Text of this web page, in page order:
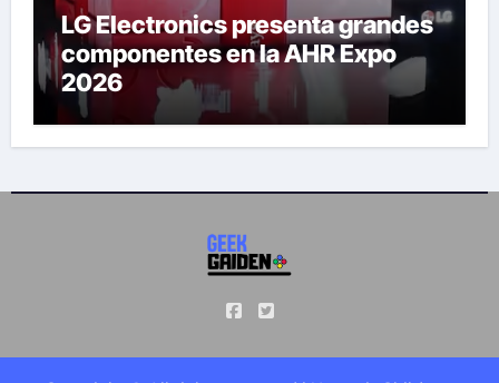
LG Electronics presenta grandes
componentes en la AHR Expo
2026